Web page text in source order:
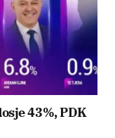
43%, PDK